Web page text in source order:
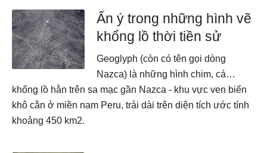
Ẩn ý trong những hình vẽ
khổng lồ thời tiền sử
Geoglyph (còn có tên gọi dòng
Nazca) là những hình chim, cá…
khổng lồ hằn trên sa mạc gần Nazca - khu vực ven biển
khô cằn ở miền nam Peru, trải dài trên diện tích ước tính
khoảng 450 km2.